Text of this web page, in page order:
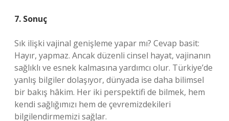
7. Sonuç
Sık ilişki vajinal genişleme yapar mı? Cevap basit:
Hayır, yapmaz. Ancak düzenli cinsel hayat, vajinanın
sağlıklı ve esnek kalmasına yardımcı olur. Türkiye’de
yanlış bilgiler dolaşıyor, dünyada ise daha bilimsel
bir bakış hâkim. Her iki perspektifi de bilmek, hem
kendi sağlığımızı hem de çevremizdekileri
bilgilendirmemizi sağlar.